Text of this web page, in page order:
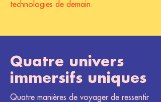
technologies de demain.
Quatre univers
immersifs uniques
Quatre manières de voyager de ressentir